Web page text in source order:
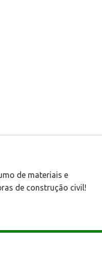
de materiais e
de construção civil!